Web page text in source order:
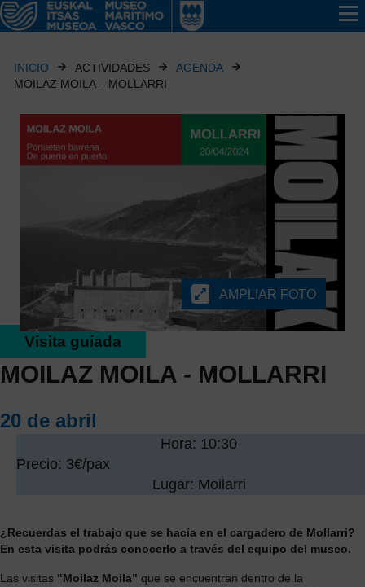
INICIO ACTIVIDADES
AGENDA
MOILAZ MOILA – MOLLARRI
Visita guiada
MOILAZ MOILA - MOLLARRI
20 de abril
Hora: 10:30
Precio: 3€/pax
Lugar: Moilarri
¿Recuerdas el trabajo que se hacía en el cargadero de Mollarri?
En esta visita podrás conocerlo a través del equipo del museo.
Las visitas "Moilaz Moila" que se encuentran dentro de la
AMPLIAR FOTO